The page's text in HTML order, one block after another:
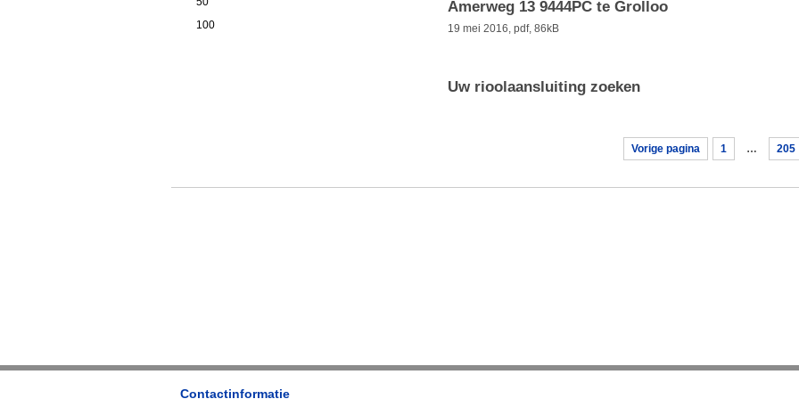
Amerweg 13 9444PC te Grolloo
19 mei 2016, pdf, 86kB
Uw rioolaansluiting zoeken
Vorige pagina 1 … 205
100
Contactinformatie